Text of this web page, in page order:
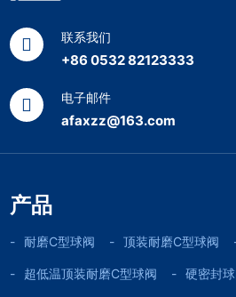
联系我们
+86 0532 82123333
电子邮件
afaxzz@163.com
产品
耐磨C型球阀 顶装耐磨C型球阀
超低温顶装耐磨C型球阀 硬密封